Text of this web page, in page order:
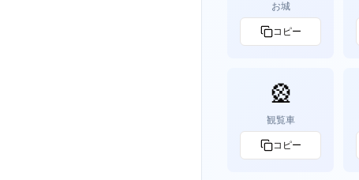
お城
コピー
🎡
観覧車
コピー